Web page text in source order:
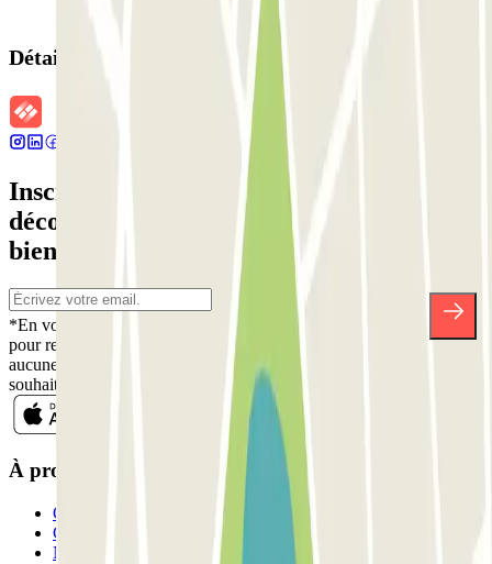
Détails de la réservation
Inscrivez-vous à notre newsletter et
découvrez des réductions, des concours et
bien d'autres surprises.
*En vous inscrivant, vous acceptez notre politique de confidentialité
pour recevoir des communications commerciales de Parclick. Sans
aucune obligation, vous pouvez vous désinscrire quand vous le
souhaitez dans la même newsletter.
À propos de Parclick
Qui sommes-nous ?
Comment ça marche?
Nos parkings